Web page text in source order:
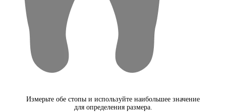
Измерьте обе стопы и используйте наибольшее значение
для определения размера.